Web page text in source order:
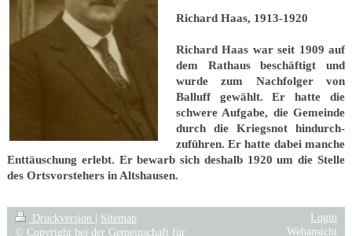
Richard Haas, 1913-1920
Richard Haas war seit 1909 auf
dem Rathaus beschäftigt und
wurde zum Nachfolger von
Balluff gewählt. Er hatte die
schwere Aufgabe, die Gemeinde
durch die Kriegsnot hindurch-
zuführen. Er hatte dabei manche
Enttäuschung erlebt. Er bewarb sich deshalb 1920 um die Stelle
des Ortsvorstehers in Altshausen.
Druckversion | Sitemap
© Copyright bei der Gemeinschaft für
Login
Webansicht